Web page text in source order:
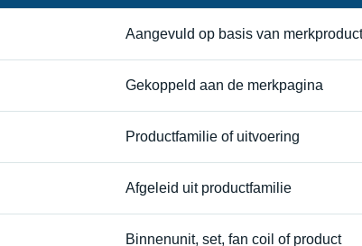
Aangevuld op basis van
Gekoppeld aan de merkpagina
Productfamilie of uitvoering
Afgeleid uit productfamilie
Binnenunit, set, fan coil of product